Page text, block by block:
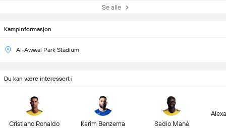
Kampinformasjon
Al-Awwal Park Stadium
Se alle
Du kan være interessert i
Cristiano Ronaldo Karim Benzema Sadio Mané